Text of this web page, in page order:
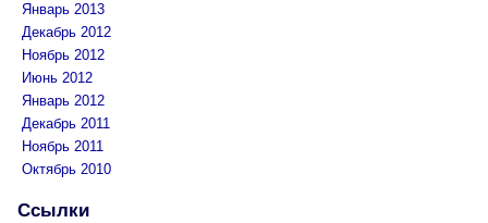
Январь 2013
Декабрь 2012
Ноябрь 2012
Июнь 2012
Январь 2012
Декабрь 2011
Ноябрь 2011
Октябрь 2010
Ссылки